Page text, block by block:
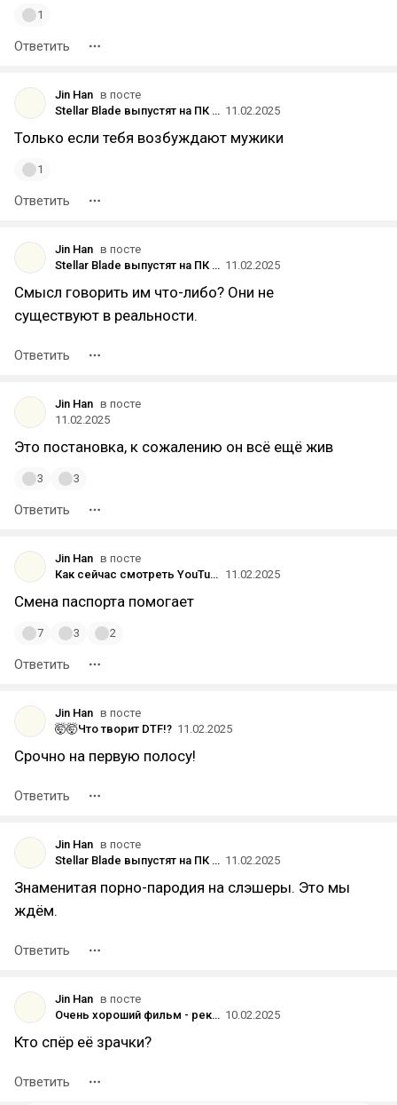
1
Ответить
Jin Han в посте
Stellar Blade выпустят на ПК только после того, как игру оптимизируют для Steam Deck 11.02.2025
Только если тебя возбуждают мужики
1
Ответить
Jin Han в посте
Stellar Blade выпустят на ПК только после того, как игру оптимизируют для Steam Deck 11.02.2025
Смысл говорить им что-либо? Они не
существуют в реальности.
Ответить
Jin Han в посте
11.02.2025
Это постановка, к сожалению он всё ещё жив
3 3
Ответить
Jin Han в посте
Как сейчас смотреть YouTube/обходить блокировку Ютуба? На Ростелекоме даже страница перестала грузиться 11.02.2025
Смена паспорта помогает
7 3 2
Ответить
Jin Han в посте
🤯🤯Что творит DTF!? 11.02.2025
Срочно на первую полосу!
Ответить
Jin Han в посте
Stellar Blade выпустят на ПК только после того, как игру оптимизируют для Steam Deck 11.02.2025
Знаменитая порно-пародия на слэшеры. Это мы
ждём.
Ответить
Jin Han в посте
Очень хороший фильм - рекомендую. Без спойлеров. 10.02.2025
Кто спёр её зрачки?
Ответить